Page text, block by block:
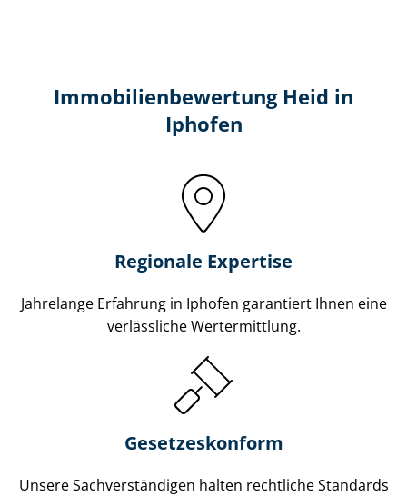
Immobilien­bewertung Heid in
Iphofen
Regionale Expertise
Jahrelange Erfahrung in Iphofen garantiert Ihnen eine
verlässliche Wertermittlung.
Gesetzes­konform
Unsere Sach­ver­stän­di­gen halten rechtliche Standards